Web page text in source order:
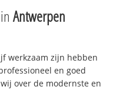
inAntwerpen
werkzaam zijn hebben
en goed
over de modernste en